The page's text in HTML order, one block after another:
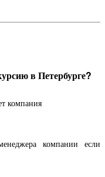
в Петербурге?
компания
компании если